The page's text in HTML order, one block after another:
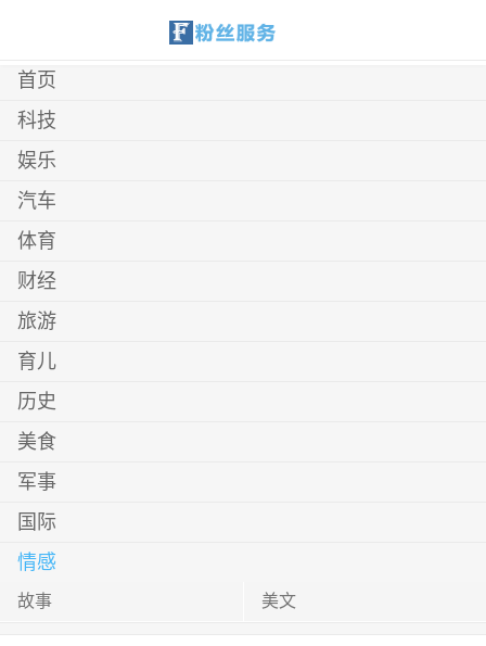
首页
科技
娱乐
汽车
体育
财经
旅游
育儿
历史
美食
军事
国际
情感
故事 美文